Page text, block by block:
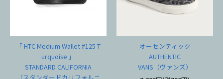
「 HTC Medium Wallet #125 T
urquoise 」
STANDARD CALIFORNIA
オーセンティック
AUTHENTIC
VANS（ヴァンズ）